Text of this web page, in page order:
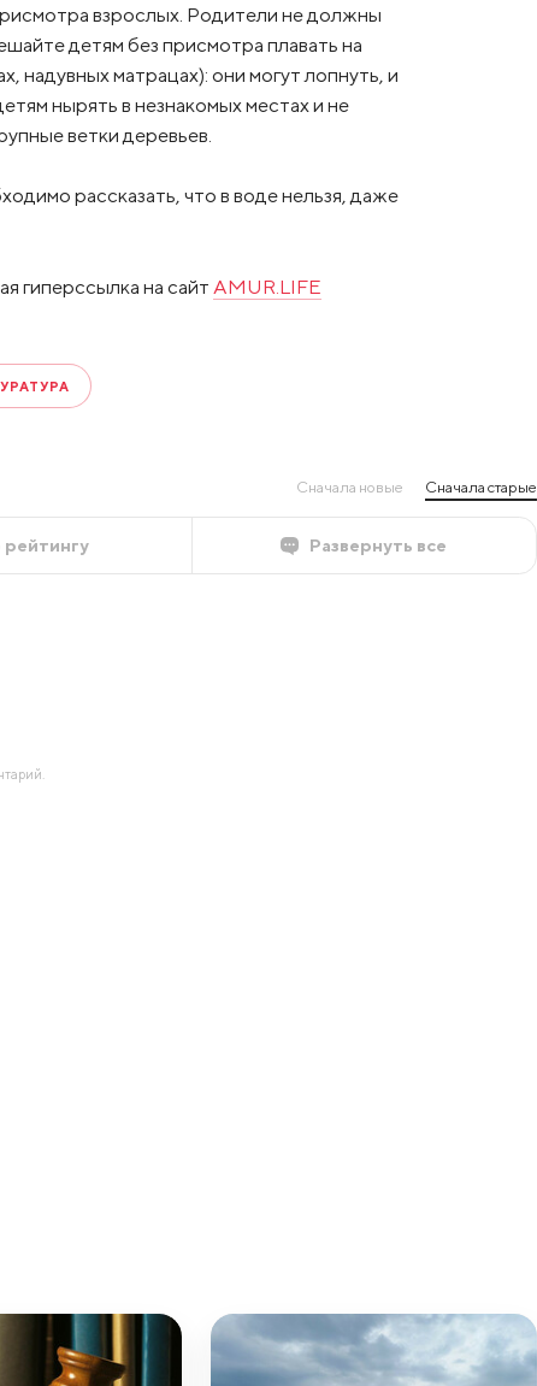
взрослых. Родители не должны
детям без присмотра плавать на
надувных матрацах): они могут лопнуть, и
нырять в незнакомых местах и не
ветки деревьев.
рассказать, что в воде нельзя, даже
гиперссылка на сайт AMUR.LIFE
Сначала новые Сначала старые
рейтингу Развернуть все